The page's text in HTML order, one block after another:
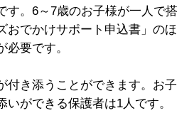
す。6～7歳のお子様が一人で搭
おでかけサポート申込書」のほ
必要です。
き添うことができます。お子
ができる保護者は1人です。